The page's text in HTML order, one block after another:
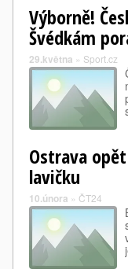
Výborně!
Švédkám
29.května » Sport.cz
Ostrava
lavičku
10.února » ČT24